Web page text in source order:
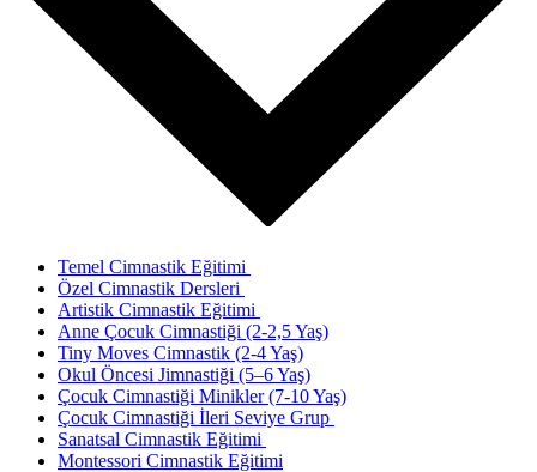
Temel Cimnastik Eğitimi
Özel Cimnastik Dersleri
Artistik Cimnastik Eğitimi
Anne Çocuk Cimnastiği (2-2,5 Yaş)
Tiny Moves Cimnastik (2-4 Yaş)
Okul Öncesi Jimnastiği (5–6 Yaş)
Çocuk Cimnastiği Minikler (7-10 Yaş)
Çocuk Cimnastiği İleri Seviye Grup
Sanatsal Cimnastik Eğitimi
Montessori Cimnastik Eğitimi